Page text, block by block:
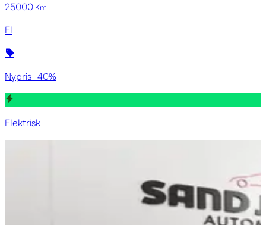
25000Km.
El
Nypris -40%
Elektrisk